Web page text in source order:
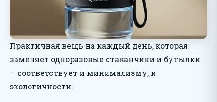
Практичная вещь на каждый день, которая
заменяет одноразовые стаканчики и бутылки
— соответствует и минимализму, и
экологичности.